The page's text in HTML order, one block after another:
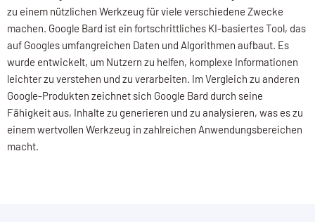
zu einem nützlichen Werkzeug für viele verschiedene Zwecke
machen. Google Bard ist ein fortschrittliches KI-basiertes Tool, das
auf Googles umfangreichen Daten und Algorithmen aufbaut. Es
wurde entwickelt, um Nutzern zu helfen, komplexe Informationen
leichter zu verstehen und zu verarbeiten. Im Vergleich zu anderen
Google-Produkten zeichnet sich Google Bard durch seine
Fähigkeit aus, Inhalte zu generieren und zu analysieren, was es zu
einem wertvollen Werkzeug in zahlreichen Anwendungsbereichen
macht.